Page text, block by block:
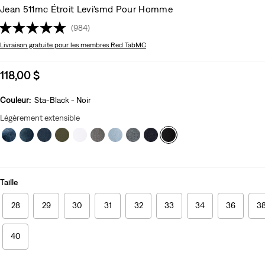
Jean 511mc Étroit Levi’smd Pour Homme
(984)
Livraison gratuite pour les membres Red TabMC
Sale
is
118,00 $
Couleur: Sta-Black - Noir
Légèrement extensible
Taille
28 29 30 31 32 33 34 36
40